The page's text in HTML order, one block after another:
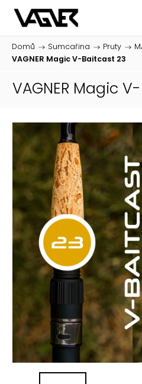
Domů / Sumcařina / Pruty /
VAGNER Magic V-Baitcast 23
VAGNER Magic